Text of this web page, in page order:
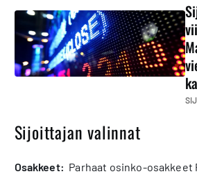
Sijoittajan valinnat
osakkeet: Parhaat osinko-osakkeet